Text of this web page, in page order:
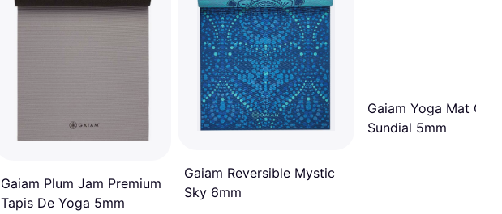
Gaiam Plum Jam Premium
Tapis De Yoga 5mm
Gaiam Reversible Mystic
Sky 6mm
Gaiam Yoga Mat
Sundial 5mm